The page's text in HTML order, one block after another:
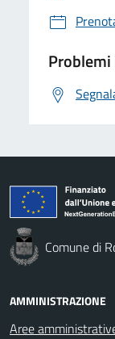
Comune di
AMMINISTRAZIONE
Aree